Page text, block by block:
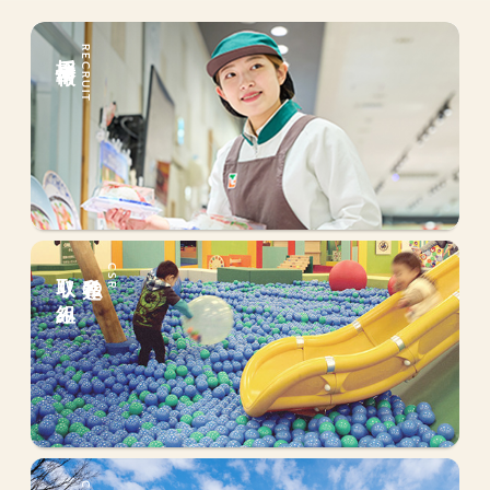
RECRUIT
採用情報
CSR
私達の
取り組み
会社情報